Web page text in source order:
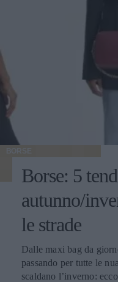
BORSE
Borse: 5
autunno/
le strade
Dalle maxi bag da
passando per tutte le
scaldano l’inverno: